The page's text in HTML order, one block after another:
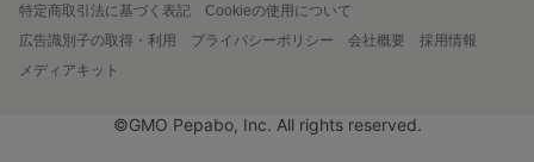
特定商取引法に基づく表記
Cookieの使用について
広告識別子の取得・利用
プライバシーポリシー 会社概要
採用情報
メディアキット
©GMO Pepabo, Inc. All rights reserved.